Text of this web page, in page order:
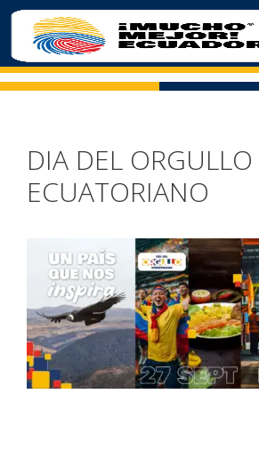
DIA DEL ORGULLO
ECUATORIANO